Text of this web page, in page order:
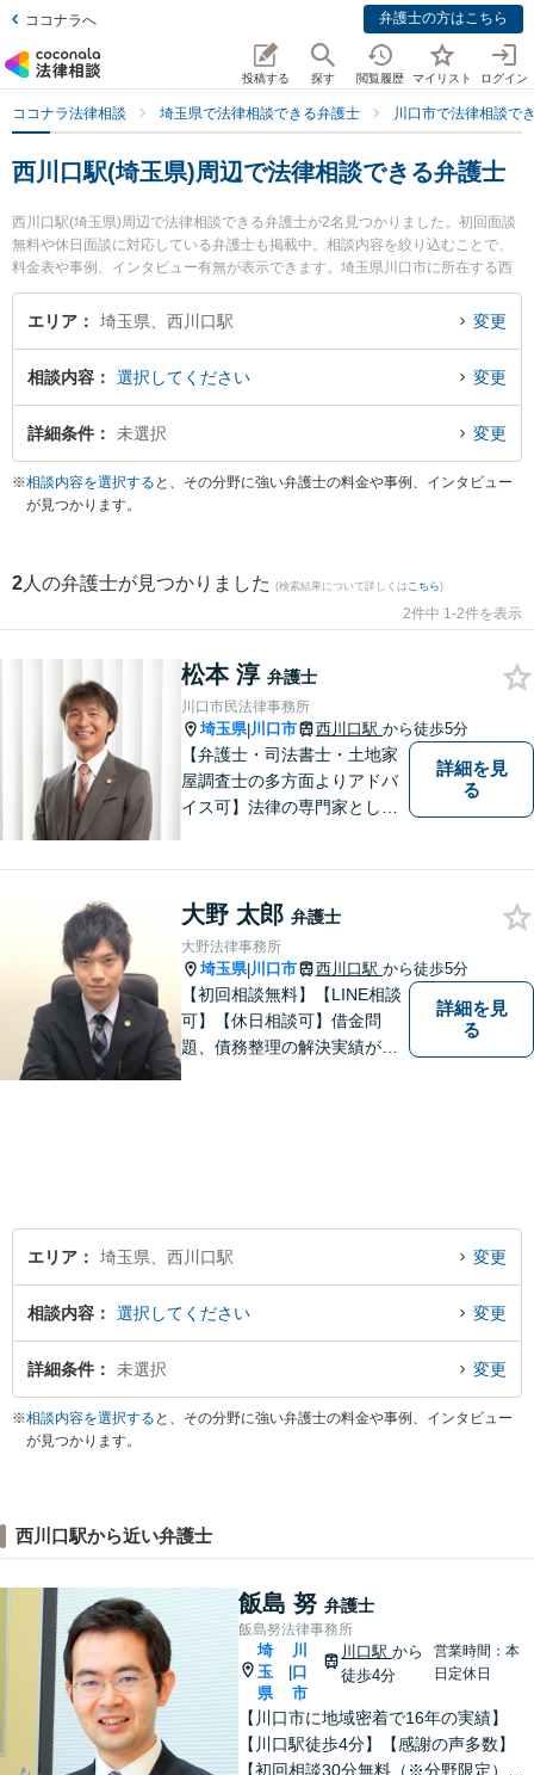
ココナラへ 弁護士の方はこちら
投稿する 探す 閲覧履歴 マイリスト ログイン
ココナラ法律相談 埼玉県で法律相談できる弁護士 川口市で法律相談で
西川口駅(埼玉県)周辺で法律相談できる弁護士
西川口駅(埼玉県)周辺で法律相談できる弁護士が2名見つかりました。初回面談
無料や休日面談に対応している弁護士も掲載中。相談内容を絞り込むことで、
料金表や事例、インタビュー有無が表示できます。埼玉県川口市に所在する西
川口駅はJR京浜東北線沿線の駅です。より多くの弁護士から探したいときは市
区町村検索や同一路線のより大きな駅も追加選択して探すと良いでしょう。特
ラブルを勤務先から通いやすい西川口駅周辺に事務所を構える弁護士に面談予
約したい』『不当解雇のトラブル解決の実績豊富な西川口駅近くの弁護士を検
索したい』『初回無料で不当解雇を法律相談できる西川口駅付近の弁護士に面
エリア 埼玉県、西川口駅 変更
相談内容 選択してください 変更
詳細条件 未選択 変更
※相談内容を選択する と、その分野に強い弁護士の料金や事例、インタビュー
が見つかります。
2 人の弁護士が見つかりました (検索結果について詳しくは こちら)
2件中 1-2件を表示
松本 淳 弁護士
川口市民法律事務所
埼玉県|川口市 西川口駅 から徒歩5分
【弁護士・司法書士・土地家
屋調査士の多方面よりアドバ
イス可】法律の専門家として
おります。私の一手が皆様の
手助けになれば幸いです。お
気軽にご相談ください。【年
中無休】
詳細を見
る
大野 太郎 弁護士
大野法律事務所
埼玉県|川口市 西川口駅 から徒歩5分
【初回相談無料】【LINE相談
可】【休日相談可】借金問
題、債務整理の解決実績が豊
詳細を見
る
エリア 埼玉県、西川口駅 変更
相談内容 選択してください 変更
詳細条件 未選択 変更
※相談内容を選択する と、その分野に強い弁護士の料金や事例、インタビュー
が見つかります。
西川口駅から近い弁護士
飯島 努 弁護士
飯島努法律事務所
埼
玉
県
川
口
市
川口駅から
徒歩4分
営業時間：本
日定休日
【川口市に地域密着で16年の実績】
【川口駅徒歩4分】【感謝の声多数】
【初回相談30分無料（※分野限定）】